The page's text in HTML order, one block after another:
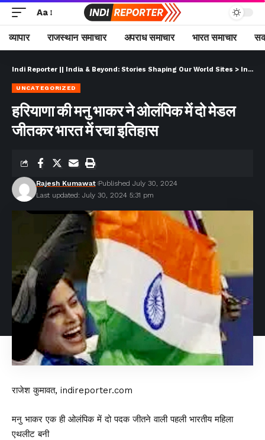
Aa
व्यापार राजस्थान समाचार अपराध समाचार भारत समाचार
Indi Reporter || India & Beyond: Stories Shaping Our World Sites > Indi Reporter (Hindi)
UNCATEGORIZED
हरियाणा की मनु भाकर ने ओलंपिक में दो मेडल
जीतकर भारत में रचा इतिहास
Last updated: July 30, 2024 5:31 pm
Rajesh Kumawat Published July 30, 2024
राजेश कुमावत, indireporter.com
मनु भाकर एक ही ओलंपिक में दो पदक जीतने वाली पहली भारतीय महिला
एथलीट बनी